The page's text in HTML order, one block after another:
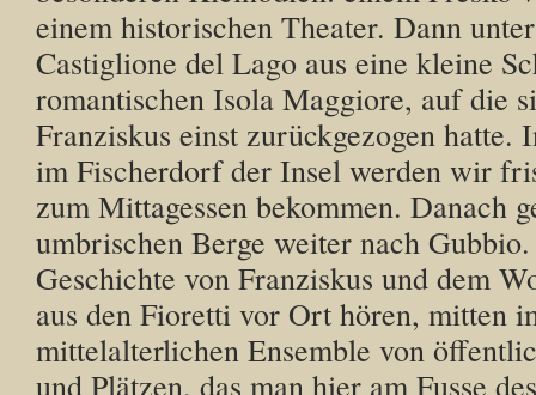
einem historischen Theater. Dann
Castiglione del Lago aus eine kleine
romantischen Isola Maggiore, auf die
Franziskus einst zurückgezogen hatte.
im Fischerdorf der Insel werden wir
zum Mittagessen bekommen. Danach
umbrischen Berge weiter nach
Geschichte von Franziskus und dem
aus den Fioretti vor Ort hören, mitten
mittelalterlichen Ensemble von
und Plätzen, das man hier am Fusse